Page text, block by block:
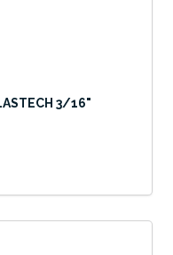
3/16"